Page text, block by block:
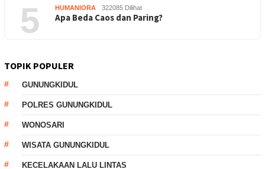
5 HUMANIORA 322085 Dilihat
Apa Beda Caos dan Paring?
TOPIK POPULER
GUNUNGKIDUL
POLRES GUNUNGKIDUL
WONOSARI
WISATA GUNUNGKIDUL
KECELAKAAN LALU LINTAS